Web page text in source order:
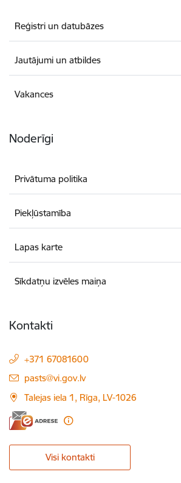
Reģistri un datubāzes
Jautājumi un atbildes
Vakances
Noderīgi
Privātuma politika
Piekļūstamība
Lapas karte
Sīkdatņu izvēles maiņa
Kontakti
+371 67081600
E-pasts:
pasts@vi.gov.lv
Talejas iela 1, Rīga, LV-1026
Visi kontakti